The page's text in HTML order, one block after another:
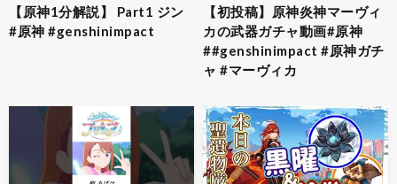
【原神1分解説】 Part1 ジン
#原神 #genshinimpact
【初投稿】原神炎神マーヴィ
カの武器ガチャ動画#原神
##genshinimpact #原神ガチ
ャ #マーヴィカ